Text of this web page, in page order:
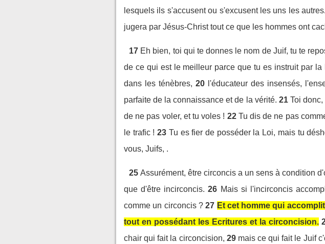
lesquels ils s'accusent ou s'excusent les uns les autres.
jugera par Jésus-Christ tout ce que les hommes ont
17 Eh bien, toi qui te donnes le nom de Juif, tu te
de ce qui est le meilleur parce que tu es instruit par la
dans les ténèbres, 20 l'éducateur des insensés,
parfaite de la connaissance et de la vérité. 21 Toi
de ne pas voler, et tu voles ! 22 Tu dis de ne pas
le trafic ! 23 Tu es fier de posséder la Loi, mais tu
vous, Juifs, .
25 Assurément, être circoncis a un sens à condition
que d'être incirconcis. 26 Mais si l'incirconcis
comme un circoncis ? 27 Et cet homme qui
tout en possédant les Ecritures et la circoncision.
chair qui fait la circoncision, 29 mais ce qui fait le Juif